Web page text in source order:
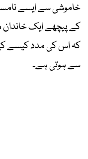
خاموشی سے ایسے
کے پیچھے ایک خاندان
کہ اس کی مدد کیسے
سے ہوتی ہے۔